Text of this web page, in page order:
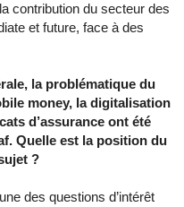
contribution du secteur des
et future, face à des
la problématique du
money, la digitalisation
d’assurance ont été
Quelle est la position du
?
des questions d’intérêt